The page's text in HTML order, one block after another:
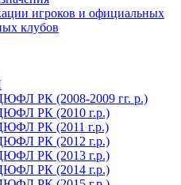
игроков и официальных
клубов
РК (2008-2009 гг. р.)
РК (2010 г.р.)
РК (2011 г.р.)
РК (2012 г.р.)
РК (2013 г.р.)
РК (2014 г.р.)